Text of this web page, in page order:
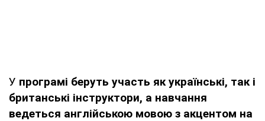
У програмі беруть участь як українські, так і
британські інструктори, а навчання
ведеться англійською мовою з акцентом на